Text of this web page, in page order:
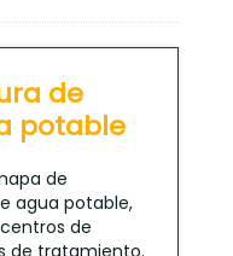
de
potable
de
agua potable,
de
de tratamiento.